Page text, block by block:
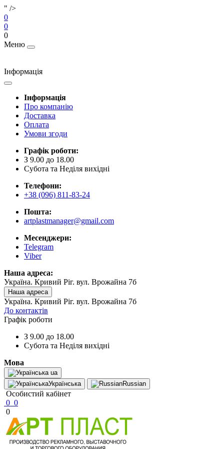
" />
0
0
0
Меню
Інформація
Інформація
Про компанію
Доставка
Оплата
Умови згоди
Графік роботи:
З 9.00 до 18.00
Субота та Неділя вихідні
Телефони:
+38 (096) 811-83-24
Пошта:
artplastmanager@gmail.com
Месенджери:
Telegram
Viber
Наша адреса:
Україна. Кривий Ріг. вул. Врожайна 7б
Наша адреса
Україна. Кривий Ріг. вул. Врожайна 7б
До контактів
Графік роботи
З 9.00 до 18.00
Субота та Неділя вихідні
Мова
ua
Українська
Russian
Особистий кабінет
0 0
0